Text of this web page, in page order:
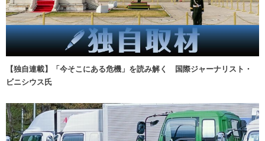
【独自連載】「今そこにある危機」を読み解く 国際ジャーナリスト・
ビニシウス氏